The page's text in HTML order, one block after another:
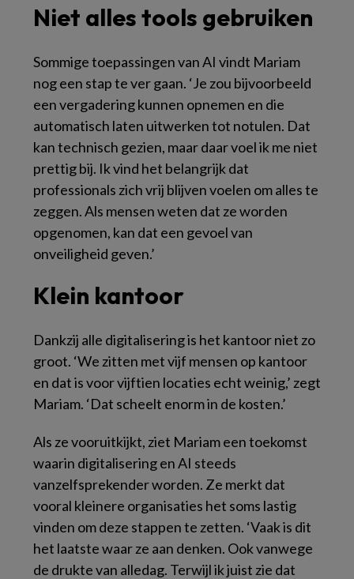
Niet alles tools gebruiken
Sommige toepassingen van AI vindt Mariam
nog een stap te ver gaan. ‘Je zou bijvoorbeeld
een vergadering kunnen opnemen en die
automatisch laten uitwerken tot notulen. Dat
kan technisch gezien, maar daar voel ik me niet
prettig bij. Ik vind het belangrijk dat
professionals zich vrij blijven voelen om alles te
zeggen. Als mensen weten dat ze worden
opgenomen, kan dat een gevoel van
onveiligheid geven.’
Klein kantoor
Dankzij alle digitalisering is het kantoor niet zo
groot. ‘We zitten met vijf mensen op kantoor
en dat is voor vijftien locaties echt weinig,’ zegt
Mariam. ‘Dat scheelt enorm in de kosten.’
Als ze vooruitkijkt, ziet Mariam een toekomst
waarin digitalisering en AI steeds
vanzelfsprekender worden. Ze merkt dat
vooral kleinere organisaties het soms lastig
vinden om deze stappen te zetten. ‘Vaak is dit
het laatste waar ze aan denken. Ook vanwege
de drukte van alledag. Terwijl ik juist zie dat